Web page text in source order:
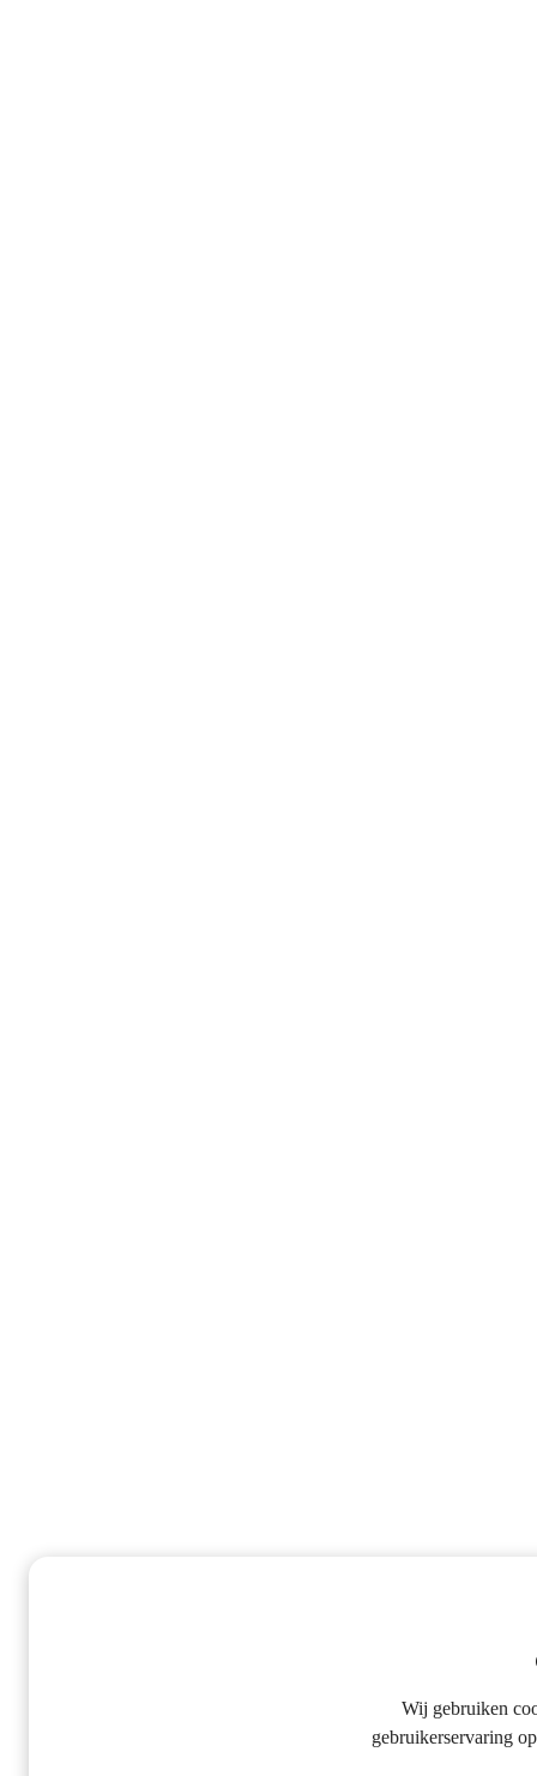
Wij gebruiken
gebruikerservaring